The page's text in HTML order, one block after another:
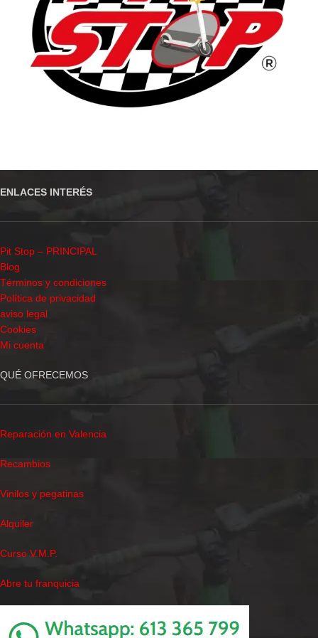
ENLACES INTERÉS
Pit Stop – PRINCIPAL
Blog
Términos y condiciones
Política de privacidad
aviso legal
Cookies
Mi cuenta
QUÉ OFRECEMOS
Reparación en Valencia
Recambios
Vinilos y pegatinas
Alquiler
Curso V.M.P.
Abre tu franquicia